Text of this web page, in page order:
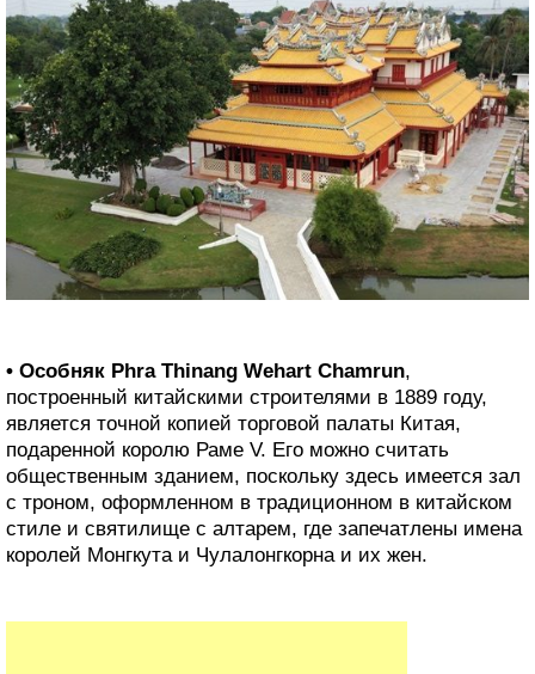
• Особняк Phra Thinang Wehart Chamrun,
построенный китайскими строителями в 1889 году,
является точной копией торговой палаты Китая,
подаренной королю Раме V. Его можно считать
общественным зданием, поскольку здесь имеется зал
с троном, оформленном в традиционном в китайском
стиле и святилище с алтарем, где запечатлены имена
королей Монгкута и Чулалонгкорна и их жен.